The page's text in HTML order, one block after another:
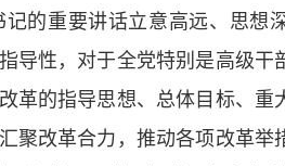
重要讲话立意高远、思想
导性，对于全党特别是高级干
革的指导思想、总体目标、重
聚改革合力，推动各项改革举